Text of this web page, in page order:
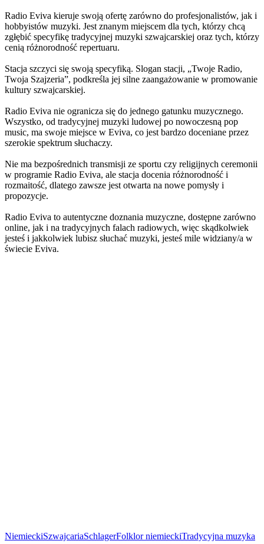
Radio Eviva kieruje swoją ofertę zarówno do profesjonalistów, jak i
hobbyistów muzyki. Jest znanym miejscem dla tych, którzy chcą
zgłębić specyfikę tradycyjnej muzyki szwajcarskiej oraz tych, którzy
cenią różnorodność repertuaru.
Stacja szczyci się swoją specyfiką. Slogan stacji, „Twoje Radio,
Twoja Szajzeria”, podkreśla jej silne zaangażowanie w promowanie
kultury szwajcarskiej.
Radio Eviva nie ogranicza się do jednego gatunku muzycznego.
Wszystko, od tradycyjnej muzyki ludowej po nowoczesną pop
music, ma swoje miejsce w Eviva, co jest bardzo doceniane przez
szerokie spektrum słuchaczy.
Nie ma bezpośrednich transmisji ze sportu czy religijnych ceremonii
w programie Radio Eviva, ale stacja docenia różnorodność i
rozmaitość, dlatego zawsze jest otwarta na nowe pomysły i
propozycje.
Radio Eviva to autentyczne doznania muzyczne, dostępne zarówno
online, jak i na tradycyjnych falach radiowych, więc skądkolwiek
jesteś i jakkolwiek lubisz słuchać muzyki, jesteś mile widziany/a w
świecie Eviva.
NiemieckiSzwajcariaSchlagerFolklor niemieckiTradycyjna muzyka